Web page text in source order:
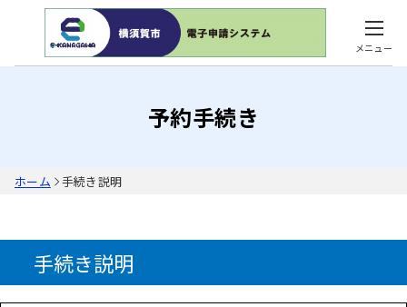
メニュー
予約手続き
ホーム 手続き説明
手続き説明